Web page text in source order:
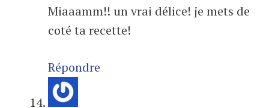
Miaaamm!! un vrai délice! je mets de
coté ta recette!
Répondre